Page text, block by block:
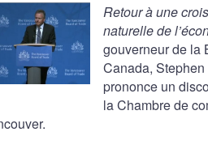
Retour à une
naturelle de
gouverneur de la
Canada,
prononce un
la Chambre de